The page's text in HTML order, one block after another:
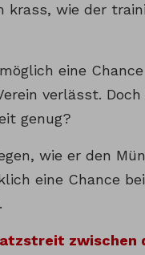
krass, wie der
eine
verlässt.
genug?
wie er den
eine Chance
zwischen